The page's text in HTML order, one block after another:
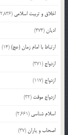
اخلاق و تربیت اسلامی (2,836)
ادیان (474)
ارتباط با امام زمان (عج)(14)
ازدواج (371)
ازدواج (117)
ازدواج موقت (32)
اسلام شناسی (2,661)
اصحاب و یاران (37)